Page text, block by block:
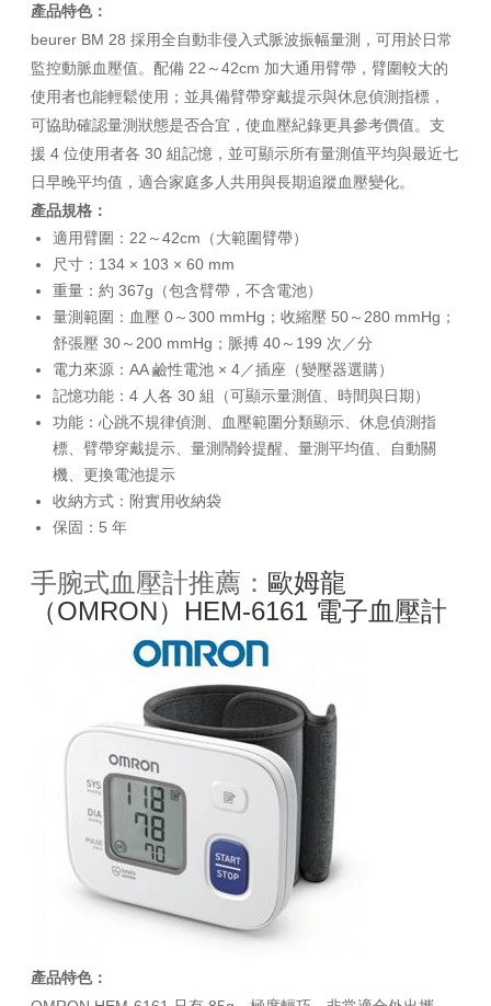
產品特色：
beurer BM 28 採用全自動非侵入式脈波振幅量測，可用於日常
監控動脈血壓值。配備 22～42cm 加大通用臂帶，臂圍較大的
使用者也能輕鬆使用；並具備臂帶穿戴提示與休息偵測指標，
可協助確認量測狀態是否合宜，使血壓紀錄更具參考價值。支
援 4 位使用者各 30 組記憶，並可顯示所有量測值平均與最近七
日早晚平均值，適合家庭多人共用與長期追蹤血壓變化。
產品規格：
適用臂圍：22～42cm（大範圍臂帶）
尺寸：134 × 103 × 60 mm
重量：約 367g（包含臂帶，不含電池）
量測範圍：血壓 0～300 mmHg；收縮壓 50～280 mmHg；
舒張壓 30～200 mmHg；脈搏 40～199 次／分
電力來源：AA 鹼性電池 × 4／插座（變壓器選購）
記憶功能：4 人各 30 組（可顯示量測值、時間與日期）
功能：心跳不規律偵測、血壓範圍分類顯示、休息偵測指
標、臂帶穿戴提示、量測鬧鈴提醒、量測平均值、自動關
機、更換電池提示
收納方式：附實用收納袋
保固：5 年
手腕式血壓計推薦： 歐姆龍
（OMRON）HEM-6161 電子血壓計
產品特色：